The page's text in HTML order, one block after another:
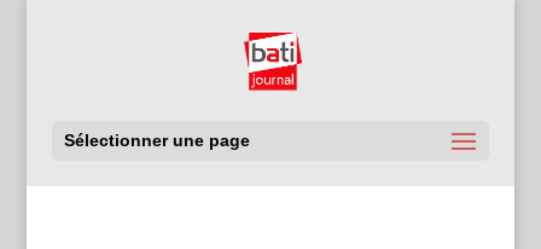
Sélectionner une page